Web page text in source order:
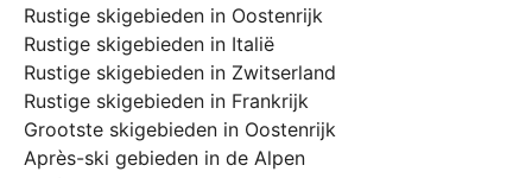
Rustige skigebieden in Oostenrijk
Rustige skigebieden in Italië
Rustige skigebieden in Zwitserland
Rustige skigebieden in Frankrijk
Grootste skigebieden in Oostenrijk
Après-ski gebieden in de Alpen